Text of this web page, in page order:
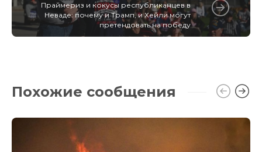
Праймериз и кокусы республиканцев в
Неваде: почему и Трамп, и Хейли могут
претендовать на победу
Похожие сообщения